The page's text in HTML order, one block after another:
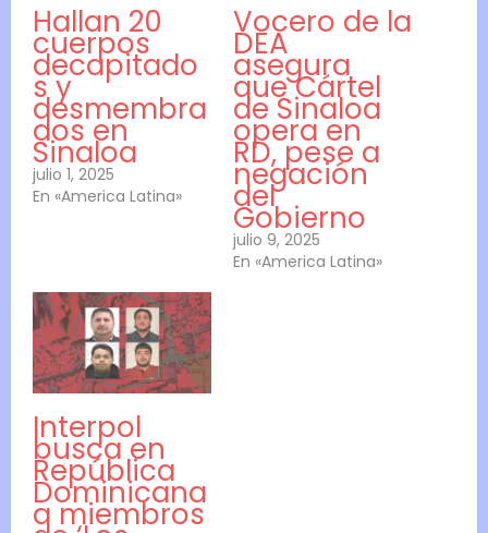
Hallan 20
cuerpos
decapitado
s y
desmembra
dos en
Sinaloa
julio 1, 2025
En «America Latina»
Vocero de la
DEA
asegura
que Cártel
de Sinaloa
opera en
RD, pese a
negación
del
Gobierno
julio 9, 2025
En «America Latina»
Interpol
busca en
República
Dominicana
a miembros